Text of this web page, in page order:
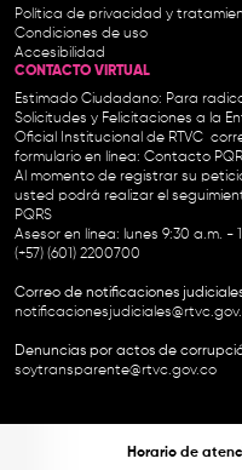
Política de privacidad y
Condiciones de uso
Accesibilidad
CONTACTO VIRTUAL
Estimado Ciudadano: Para
Solicitudes y Felicitaciones a la
Oficial Institucional de RTVC
formulario en línea: Contacto
Al momento de registrar su
usted podrá realizar el
PQRS
Asesor en línea: lunes 9:30 a.m. -
(+57) (601) 2200700
Correo de notificaciones
Denuncias por actos de
soytransparente@rtvc.gov.co
Horario de